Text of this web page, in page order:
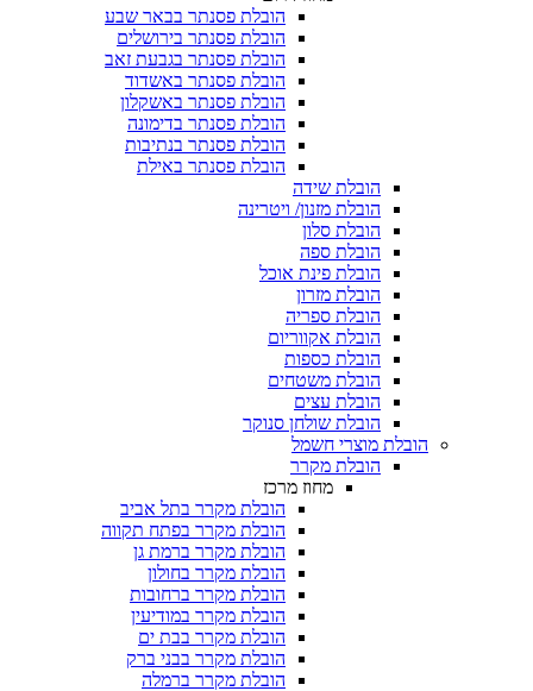
הובלת פסנתר בבאר שבע
הובלת פסנתר בירושלים
הובלת פסנתר בגבעת זאב
הובלת פסנתר באשדוד
הובלת פסנתר באשקלון
הובלת פסנתר בדימונה
הובלת פסנתר בנתיבות
הובלת פסנתר באילת
הובלת מזנון/ ויטרינה
הובלת שולחן סנוקר​
מוצרי חשמל
הובלת מקרר בתל אביב
הובלת מקרר בפתח תקווה
הובלת מקרר ברמת גן
הובלת מקרר בחולון
הובלת מקרר ברחובות
הובלת מקרר במודיעין
הובלת מקרר בבת ים
הובלת מקרר בבני ברק
הובלת מקרר ברמלה